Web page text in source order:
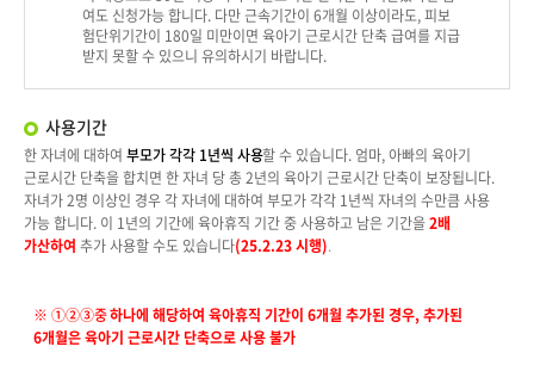
여도 신청가능 합니다. 다만 근속기간이 6개월 이상이라도, 피보
험단위기간이 180일 미만이면 육아기 근로시간 단축 급여를 지급
받지 못할 수 있으니 유의하시기 바랍니다.
사용기간
한 자녀에 대하여 부모가 각각 1년씩 사용할 수 있습니다. 엄마, 아빠의 육아기
근로시간 단축을 합치면 한 자녀 당 총 2년의 육아기 근로시간 단축이 보장됩니다.
자녀가 2명 이상인 경우 각 자녀에 대하여 부모가 각각 1년씩 자녀의 수만큼 사용
가능 합니다. 이 1년의 기간에 육아휴직 기간 중 사용하고 남은 기간을2배
가산하여 추가 사용할 수도 있습니다(25.2.23시행).
※ ①②③중하나에 해당하여 육아휴직 기간이 6개월 추가된 경우, 추가된
6개월은 육아기 근로시간 단축으로 사용 불가